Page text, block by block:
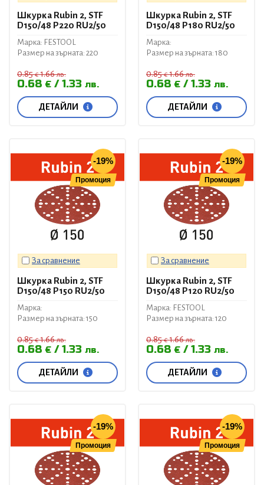
Шкурка Rubin 2, STF
D150/48 P220 RU2/50
Марка: FESTOOL
Размер на зърната: 220
0.85€1.66лв.
0.68 € 1.33 лв.
ДЕТАЙЛИ
Шкурка Rubin 2, STF
D150/48 P180 RU2/50
Марка:
Размер на зърната: 180
0.85€1.66лв.
0.68 € 1.33 лв.
ДЕТАЙЛИ
-19%
Промоция
За сравнение
Шкурка Rubin 2, STF
D150/48 P150 RU2/50
Марка:
Размер на зърната: 150
0.85€1.66лв.
0.68 € 1.33 лв.
ДЕТАЙЛИ
-19%
Промоция
За сравнение
Шкурка Rubin 2, STF
D150/48 P120 RU2/50
Марка: FESTOOL
Размер на зърната: 120
0.85€1.66лв.
0.68 € 1.33 лв.
ДЕТАЙЛИ
-19%
Промоция
-19%
Промоция